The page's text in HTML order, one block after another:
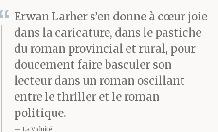
Erwan Larher s’en donne à cœur joie
dans la caricature, dans le pastiche
du roman provincial et rural, pour
doucement faire basculer son
lecteur dans un roman oscillant
entre le thriller et le roman
politique.
La Viduité